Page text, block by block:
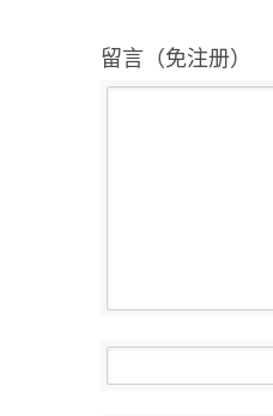
留言（免注册）